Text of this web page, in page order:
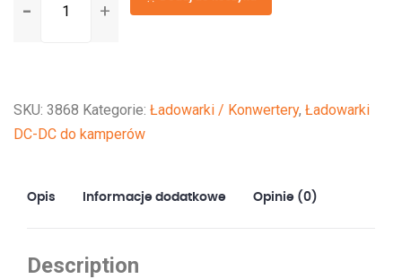
Orion-
(110W)
SKU: 3868 Kategorie: Ładowarki / Konwertery, Ładowarki
DC-DC do kamperów
Opis Informacje dodatkowe Opinie (0)
Description